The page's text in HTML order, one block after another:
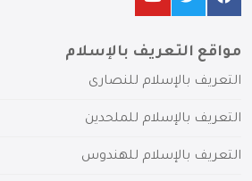
مواقع التعريف بالإسلام
التعريف بالإسلام للنصارى
التعريف بالإسلام للملحدين
التعريف بالإسلام للهندوس